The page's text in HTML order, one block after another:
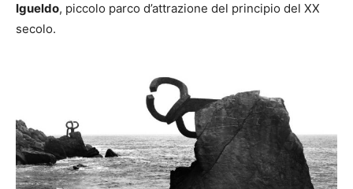
Igueldo, piccolo parco d’attrazione del principio del XX
secolo.